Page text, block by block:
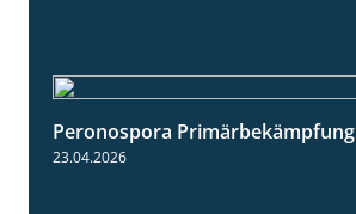
Peronospora Primärbekämpfung
23.04.2026